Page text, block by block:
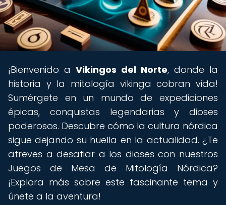
¡Bienvenido a Vikingos del Norte, donde la
historia y la mitología vikinga cobran vida!
Sumérgete en un mundo de expediciones
épicas, conquistas legendarias y dioses
poderosos. Descubre cómo la cultura nórdica
sigue dejando su huella en la actualidad. ¿Te
atreves a desafiar a los dioses con nuestros
Juegos de Mesa de Mitología Nórdica?
¡Explora más sobre este fascinante tema y
únete a la aventura!